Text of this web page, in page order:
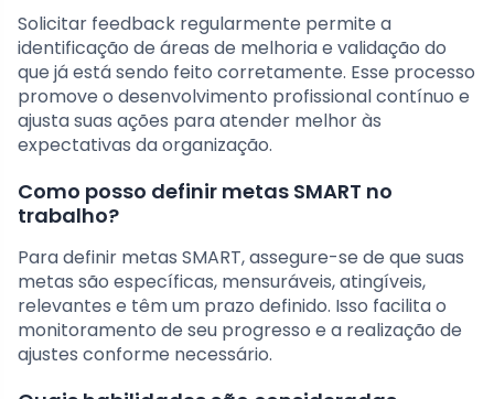
Solicitar feedback regularmente permite a
identificação de áreas de melhoria e validação do
que já está sendo feito corretamente. Esse processo
promove o desenvolvimento profissional contínuo e
ajusta suas ações para atender melhor às
expectativas da organização.
Como posso definir metas SMART no
trabalho?
Para definir metas SMART, assegure-se de que suas
metas são específicas, mensuráveis, atingíveis,
relevantes e têm um prazo definido. Isso facilita o
monitoramento de seu progresso e a realização de
ajustes conforme necessário.